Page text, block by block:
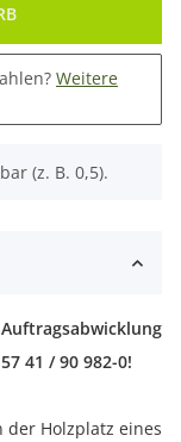
Weitere
(z. B. 0,5).
41 / 90 982-0!
Holzplatz eines